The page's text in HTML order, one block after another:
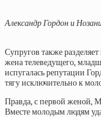
Александр Гордон и
Супругов также
жена телеведущего,
испугалась репутации
тягу исключительно к
Правда, с первой женой,
Вместе молодым людям